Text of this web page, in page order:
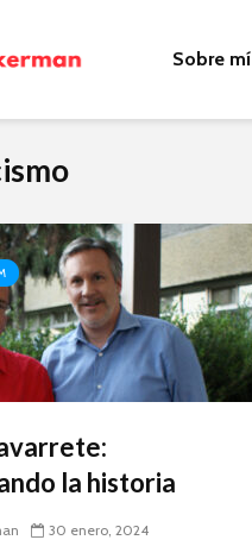
Sobre mí
la historia
30 enero, 2024